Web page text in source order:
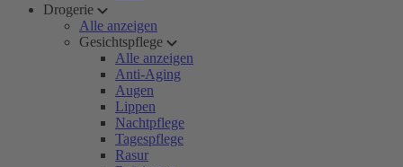
Drogerie
Alle anzeigen
Gesichtspflege
Alle anzeigen
Anti-Aging
Augen
Lippen
Nachtpflege
Tagespflege
Rasur